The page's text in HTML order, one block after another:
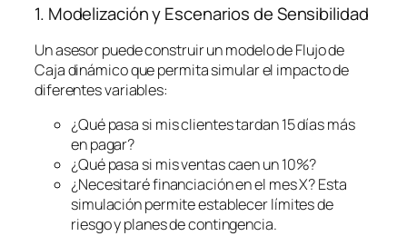
1. Modelización y Escenarios de Sensibilidad
Un asesor puede construir un modelo de Flujo de
Caja dinámico que permita simular el impacto de
diferentes variables:
¿Qué pasa si mis clientes tardan 15 días más
en pagar?
¿Qué pasa si mis ventas caen un 10%?
¿Necesitaré financiación en el mes X? Esta
simulación permite establecer límites de
riesgo y planes de contingencia.